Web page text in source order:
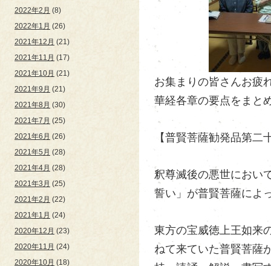
2022年2月 (8)
2022年1月 (26)
2021年12月 (21)
2021年11月 (17)
2021年10月 (21)
2021年9月 (21)
2021年8月 (30)
2021年7月 (25)
2021年6月 (26)
2021年5月 (28)
2021年4月 (28)
2021年3月 (25)
2021年2月 (22)
2021年1月 (24)
2020年12月 (23)
2020年11月 (24)
2020年10月 (18)
お集まりの皆さんお疲
華経各章の要点をまと
【普賢菩薩勧発品第二
釈尊滅後の悪世におい
誓い」が普賢菩薩によ
東方の宝威徳上王如来
ねて来ていた普賢菩薩